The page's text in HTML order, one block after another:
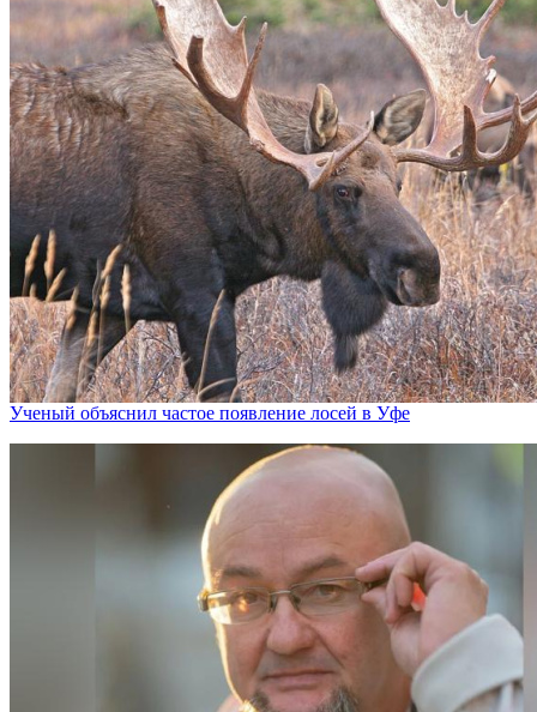
Ученый объяснил частое появление лосей в Уфе